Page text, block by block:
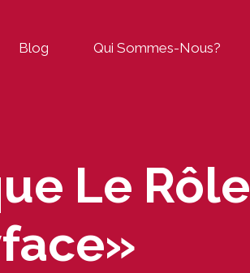
Blog Qui Sommes-Nous?
Le Rôle